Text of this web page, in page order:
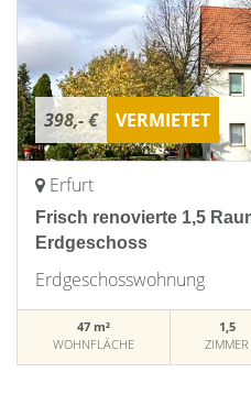
398,- € VERMIETET
Erfurt
Frisch renovierte 1,5
Erdgeschoss
Erdgeschosswohnung
47 m²
WOHNFLÄCHE
1,5
ZIMMER